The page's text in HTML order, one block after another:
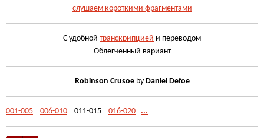
слушаем короткими фрагментами
С удобной транскрипцией и переводом
Облегченный вариант
Robinson Crusoeby Daniel Defoe
001-005 006-010 011-015 016-020 ...